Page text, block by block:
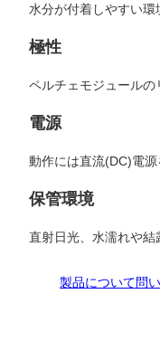
水分が付着しやすい
極性
ペルチェモジュールの
電源
動作には直流(DC)電
保管環境
直射日光、水濡れや
製品について問